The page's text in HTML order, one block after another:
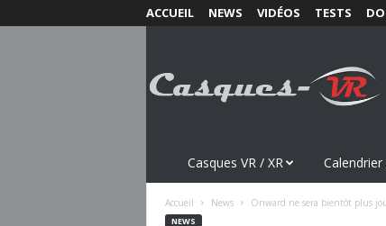
ACCUEIL NEWS VIDÉOS TESTS
s
Casques VR / XR
Accueil News Onward ne sera bientôt plus
NEWS